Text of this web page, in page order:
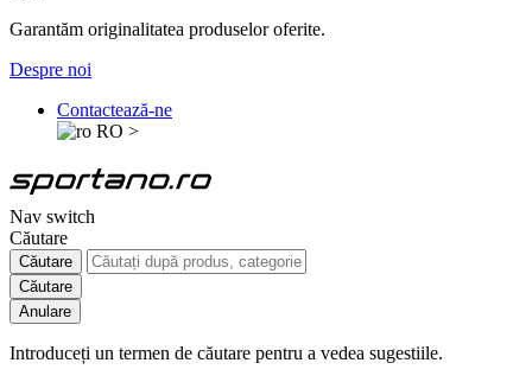
Garantăm originalitatea produselor oferite.
Despre noi
Contactează-ne
RO >
Nav switch
Căutare
Căutare
Căutare
Anulare
Introduceți un termen de căutare pentru a vedea sugestiile.